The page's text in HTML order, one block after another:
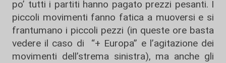
po’ tutti i partiti hanno pagato prezzi pesanti. I
piccoli movimenti fanno fatica a muoversi e si
frantumano i piccoli pezzi (in queste ore basta
vedere il caso di “+ Europa” e l’agitazione dei
movimenti dell’strema sinistra), ma anche gli